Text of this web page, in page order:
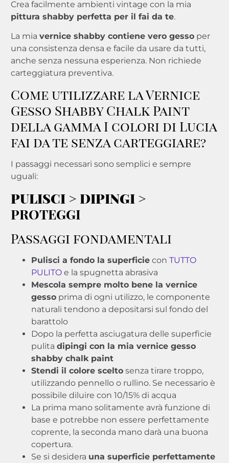
Crea facilmente ambienti vintage con la mia
pittura shabby perfetta per il fai da te.
La mia vernice shabby contiene vero gessoper
una consistenza densa e facile da usare da tutti,
anche senza nessuna esperienza. Non richiede
carteggiatura preventiva.
Come utilizzare la Vernice
Gesso Shabby Chalk Paint
della gamma I colori di Lucia
fai da te senza carteggiare?
I passaggi necessari sono semplici e sempre
uguali:
PULISCI> DIPINGI>
PROTEGGI
Passaggi fondamentali
Pulisci a fondo la superficiecon TUTTO
PULITOe la spugnetta abrasiva
Mescola sempre moltobene la vernice
gessoprima di ogni utilizzo, le componente
naturali tendono a depositarsi sul fondo del
barattolo
Dopo la perfetta asciugatura delle superficie
pulita dipingi con la mia vernice gesso
shabby chalk paint
Stendi il colore sceltosenza tirare troppo,
utilizzando pennello o rullino. Se necessario è
possibile diluire con 10/15% di acqua
La prima mano solitamente avrà funzione di
base e potrebbe non essere perfettamente
coprente, la seconda mano darà una buona
copertura.
Se si desidera una superficie perfettamente